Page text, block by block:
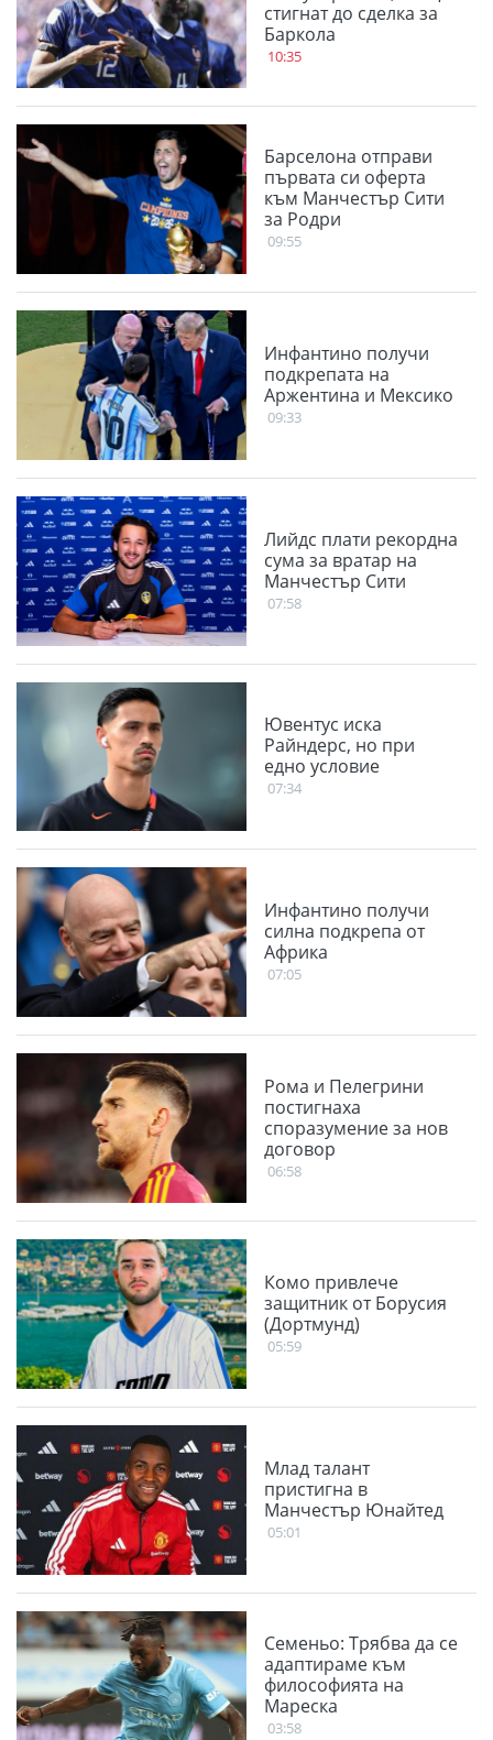
стигнат до сделка за
Баркола
10:35
Барселона отправи
първата си оферта
към Манчестър Сити
за Родри
09:55
Инфантино получи
подкрепата на
Аржентина и Мексико
09:33
Лийдс плати рекордна
сума за вратар на
Манчестър Сити
07:58
Ювентус иска
Райндерс, но при
едно условие
07:34
Инфантино получи
силна подкрепа от
Африка
07:05
Рома и Пелегрини
постигнаха
споразумение за нов
договор
06:58
Комо привлече
защитник от Борусия
(Дортмунд)
05:59
Млад талант
пристигна в
Манчестър Юнайтед
05:01
Семеньо: Трябва да се
адаптираме към
философията на
Мареска
03:58